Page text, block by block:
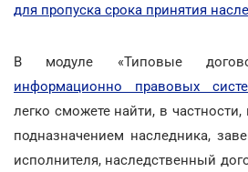
для пропуска срока принятия
В модуле «Типовые
информационно правовых
легко сможете найти, в
подназначением наследника,
исполнителя, наследственный